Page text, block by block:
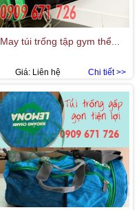
May túi trống tập gym thể...
Chi tiết >>
Giá: Liên hệ